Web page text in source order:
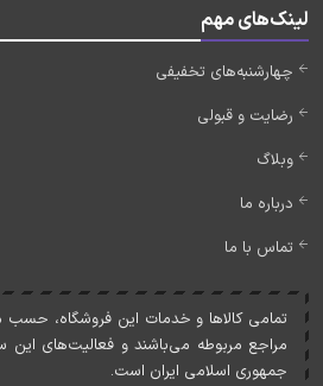
لینک‌های مهم
چهارشنبه‌های تخفیفی
رضایت و قبولی
وبلاگ
درباره ما
تماس با ما
تمامی کالاها و خدمات اين فروشگاه، حسب
مراجع مربوطه می‌باشند و فعاليت‌های اين
جمهوری اسلامی ايران است.